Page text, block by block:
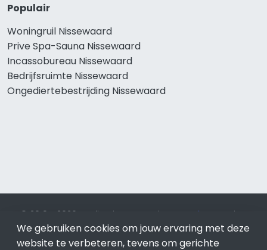
Populair
Woningruil Nissewaard
Prive Spa-Sauna Nissewaard
Incassobureau Nissewaard
Bedrijfsruimte Nissewaard
Ongediertebestrijding Nissewaard
© 2019 - 2026 Realisatie en SEO door SEO-bureau
Lion
Internet. Betaal alleen voor bewezen resultaten?SEO
optimalisatie No Cure No Pay.Nissewaardis onderdeel van
We gebruiken cookies om jouw ervaring met deze
website te verbeteren, tevens om gerichte